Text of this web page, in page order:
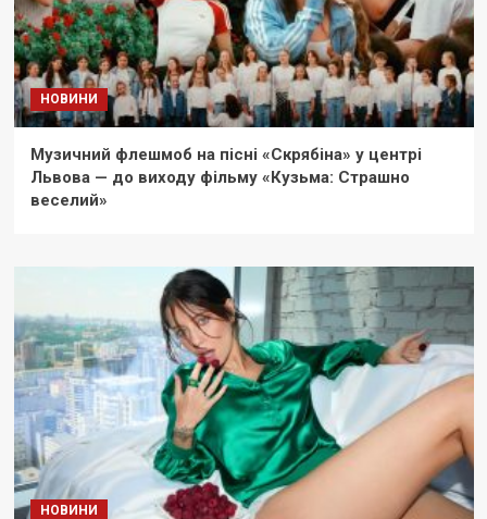
НОВИНИ
Музичний флешмоб на пісні «Скрябіна» у центрі
Львова — до виходу фільму «Кузьма: Страшно
веселий»
НОВИНИ